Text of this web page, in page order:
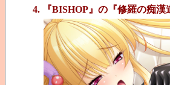
4. 『BISHOP』の『修羅の痴漢